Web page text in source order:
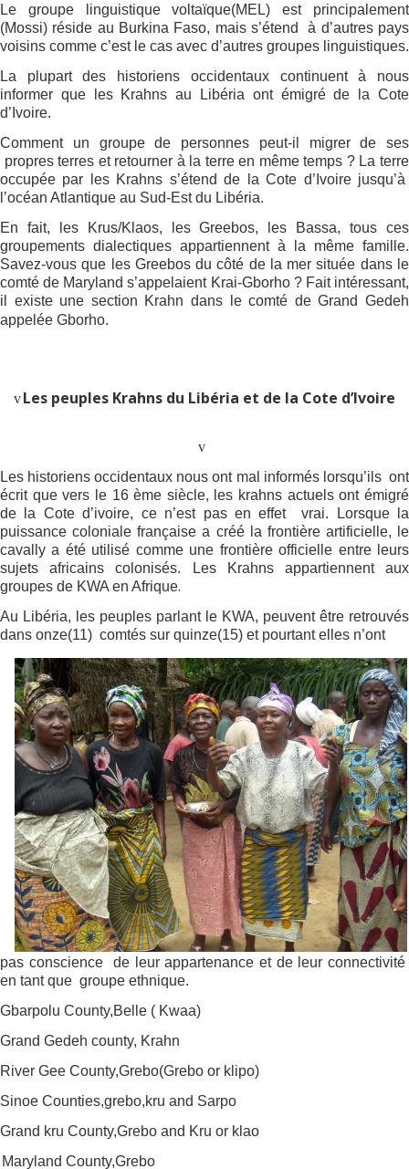
Le groupe linguistique voltaïque(MEL) est principalement
(Mossi) réside au Burkina Faso, mais s’étend
à d’autres pays
voisins comme c’est le cas avec d’autres groupes linguistiques.
La plupart des historiens occidentaux continuent à nous
informer que les Krahns au Libéria ont émigré de la Cote
d’Ivoire.
Comment un groupe de personnes peut-il migrer de ses
propres terres et retourner à la terre en même temps ? La terre
occupée par les Krahns s’étend de la Cote d’Ivoire jusqu’à
l’océan Atlantique au Sud-Est du Libéria.
En fait, les Krus/Klaos, les Greebos, les Bassa, tous ces
groupements dialectiques appartiennent à la même famille.
Savez-vous que les Greebos du côté de la mer située dans le
comté de Maryland s’appelaient Krai-Gborho ? Fait intéressant,
il existe une section Krahn dans le comté de Grand Gedeh
appelée Gborho.
vLes peuples Krahns du Libéria et de la Cote d’Ivoire
v
Les historiens occidentaux nous ont mal informés lorsqu’ils ont
écrit que vers le 16 ème siècle, les krahns actuels ont émigré
de la Cote d’ivoire, ce n’est pas en effet
vrai. Lorsque la
puissance coloniale française a créé la frontière artificielle, le
cavally a été utilisé comme une frontière officielle entre leurs
sujets africains colonisés. Les Krahns appartiennent aux
groupes de KWA en Afrique.
Au Libéria, les peuples parlant le KWA, peuvent être retrouvés
dans onze(11) comtés sur quinze(15) et pourtant elles n’ont
pas conscience
de leur appartenance et de leur connectivité
en tant que groupe ethnique.
Gbarpolu County,Belle ( Kwaa)
Grand Gedeh county, Krahn
River Gee County,Grebo(Grebo or klipo)
Sinoe Counties,grebo,kru and Sarpo
Grand kru County,Grebo and Kru or klao
Maryland County,Grebo